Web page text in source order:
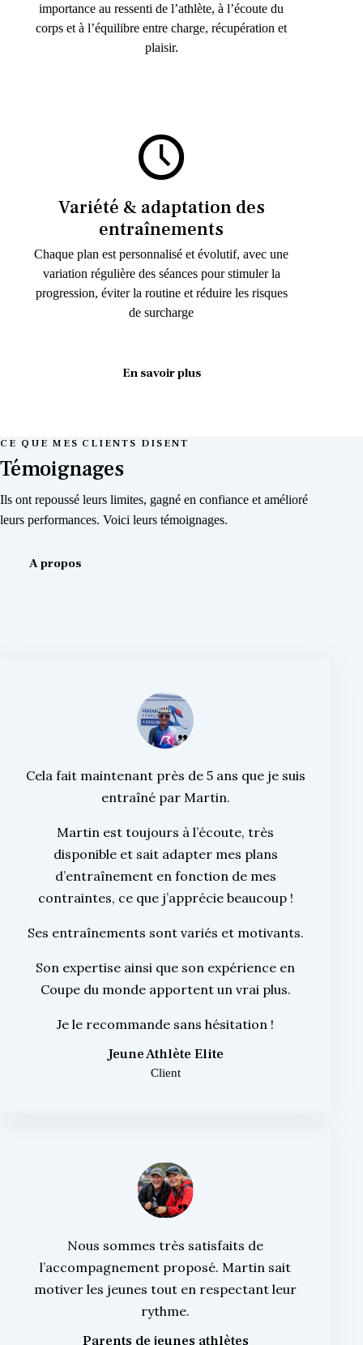
importance au ressenti de l’athlète, à l’écoute du
corps et à l’équilibre entre charge, récupération et
plaisir.
Variété & adaptation des
entraînements
Chaque plan est personnalisé et évolutif, avec une
variation régulière des séances pour stimuler la
progression, éviter la routine et réduire les risques
de surcharge
En savoir plus
CE QUE MES CLIENTS DISENT
Témoignages
Ils ont repoussé leurs limites, gagné en confiance et amélioré
leurs performances. Voici leurs témoignages.
A propos
Cela fait maintenant près de 5 ans que je suis
entraîné par Martin.
Martin est toujours à l’écoute, très
disponible et sait adapter mes plans
d’entraînement en fonction de mes
contraintes, ce que j’apprécie beaucoup !
Ses entraînements sont variés et motivants.
Son expertise ainsi que son expérience en
Coupe du monde apportent un vrai plus.
Je le recommande sans hésitation !
Jeune Athlète Elite
Client
Nous sommes très satisfaits de
l’accompagnement proposé. Martin sait
motiver les jeunes tout en respectant leur
rythme.
Parents de jeunes athlètes